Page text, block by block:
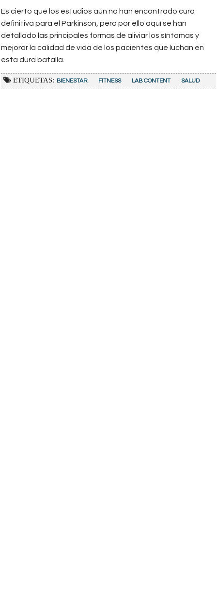
Es cierto que los estudios aún no han encontrado cura
definitiva para el Parkinson, pero por ello aquí se han
detallado las principales formas de aliviar los síntomas y
mejorar la calidad de vida de los pacientes que luchan en
esta dura batalla.
ETIQUETAS: BIENESTAR FITNESS LAB CONTENT SALUD